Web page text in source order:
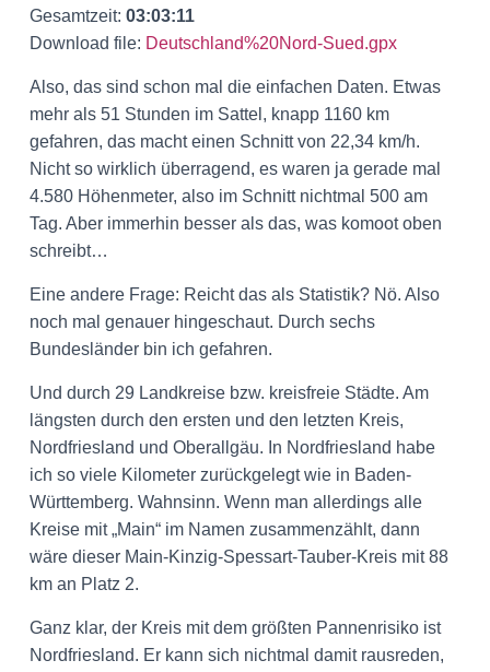
Gesamtzeit: 03:03:11
Download file: Deutschland%20Nord-Sued.gpx
Also, das sind schon mal die einfachen Daten. Etwas
mehr als 51 Stunden im Sattel, knapp 1160 km
gefahren, das macht einen Schnitt von 22,34 km/h.
Nicht so wirklich überragend, es waren ja gerade mal
4.580 Höhenmeter, also im Schnitt nichtmal 500 am
Tag. Aber immerhin besser als das, was komoot oben
schreibt…
Eine andere Frage: Reicht das als Statistik? Nö. Also
noch mal genauer hingeschaut. Durch sechs
Bundesländer bin ich gefahren.
Und durch 29 Landkreise bzw. kreisfreie Städte. Am
längsten durch den ersten und den letzten Kreis,
Nordfriesland und Oberallgäu. In Nordfriesland habe
ich so viele Kilometer zurückgelegt wie in Baden-
Württemberg. Wahnsinn. Wenn man allerdings alle
Kreise mit „Main“ im Namen zusammenzählt, dann
wäre dieser Main-Kinzig-Spessart-Tauber-Kreis mit 88
km an Platz 2.
Ganz klar, der Kreis mit dem größten Pannenrisiko ist
Nordfriesland. Er kann sich nichtmal damit rausreden,